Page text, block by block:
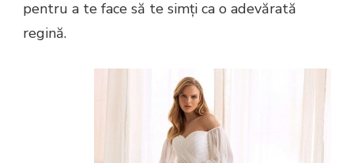
pentru a te face să te simți ca o adevărată
regină.